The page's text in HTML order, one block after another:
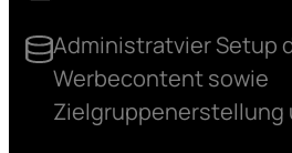
Administratvier Setup
Werbecontent sowie
Zielgruppenerstellung